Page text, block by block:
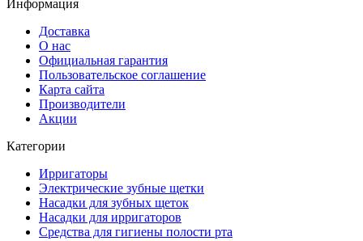
Информация
Доставка
О нас
Официальная гарантия
Пользовательское соглашение
Карта сайта
Производители
Акции
Категории
Ирригаторы
Электрические зубные щетки
Насадки для зубных щеток
Насадки для ирригаторов
Средства для гигиены полости рта